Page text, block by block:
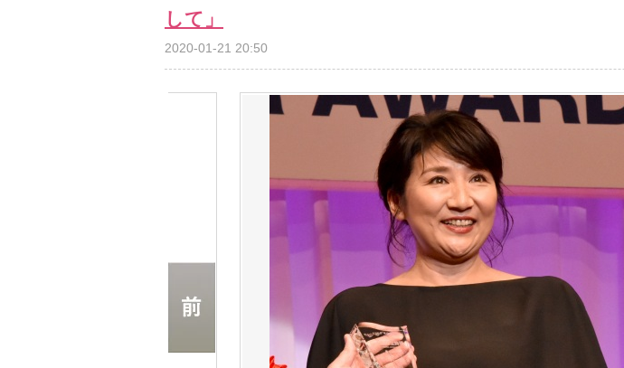
して」
2020-01-21 20:50